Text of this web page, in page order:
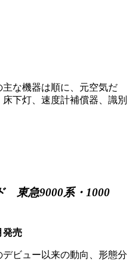
な機器は順に、元空気だ
下灯、速度計補償器、識別
東急9000系・1000
発売
デビュー以来の動向、形態分